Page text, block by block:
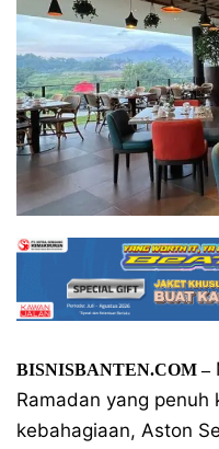
BISNISBANTEN.COM –
Ramadan yang penuh
kebahagiaan, Aston